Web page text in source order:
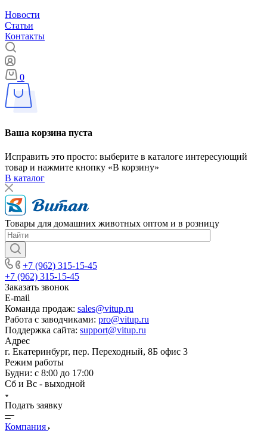
Новости
Статьи
Контакты
0
Ваша корзина пуста
Исправить это просто: выберите в каталоге интересующий
товар и нажмите кнопку «В корзину»
В каталог
Товары для домашних животных оптом и в розницу
+7 (962) 315-15-45
+7 (962) 315-15-45
Заказать звонок
E-mail
Команда продаж: sales@vitup.ru
Работа с заводчиками: pro@vitup.ru
Поддержка сайта: support@vitup.ru
Адрес
г. Екатеринбург, пер. Переходный, 8Б офис 3
Режим работы
Будни: с 8:00 до 17:00
Сб и Вс - выходной
Подать заявку
Компания